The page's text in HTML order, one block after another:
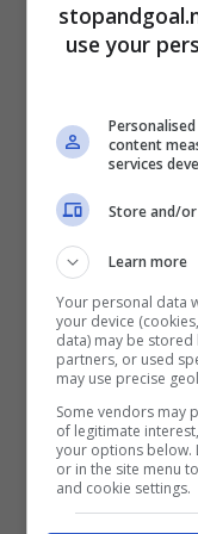
ottimismo, e
milioni,la punta
Stesso
prescelto per
sarebbe l’ex
questo filtra da
avviati. Si
calciatori che
inserirsi nei
use your
content
services
Store and/
Learn more
Your personal data
your device
data) may be
partners, or used
may use precise
Some vendors may
of legitimate
your options below.
or in the site menu
and cookie settings.